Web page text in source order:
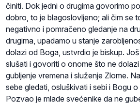
činiti. Dok jedni o drugima govorimo
dobro, to je blagoslovljeno; ali čim se
negativno i pomračeno gledanje na
drugima, upadamo u stanje
dolazi od Boga, ustvrdio je biskup. Još
slušati i govoriti o onome što ne
gubljenje vremena i služenje Zlome.
sebe gledati, osluškivati i sebi i Bogu
Pozvao je mlade svećenike da ne